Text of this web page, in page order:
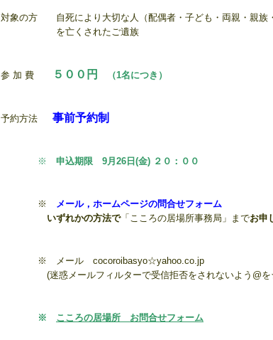
対象の方 自死により大切な人（配偶者・子ども・両親・親族
を亡くされたご遺族
参 加 費 ５００円 （1名につき）
予約方法 事前予約制
※ 申込期限 9月26 日(金) ２０：００
※ メール，ホームページの問合せフォーム
いずれかの方法で「こころの居場所事務局」までお申
※
メール cocoroibasyo☆yahoo.co.jp
(迷惑メールフィルターで受信拒否をされないよう@を☆
※ こころの居場所 お問合せフォーム